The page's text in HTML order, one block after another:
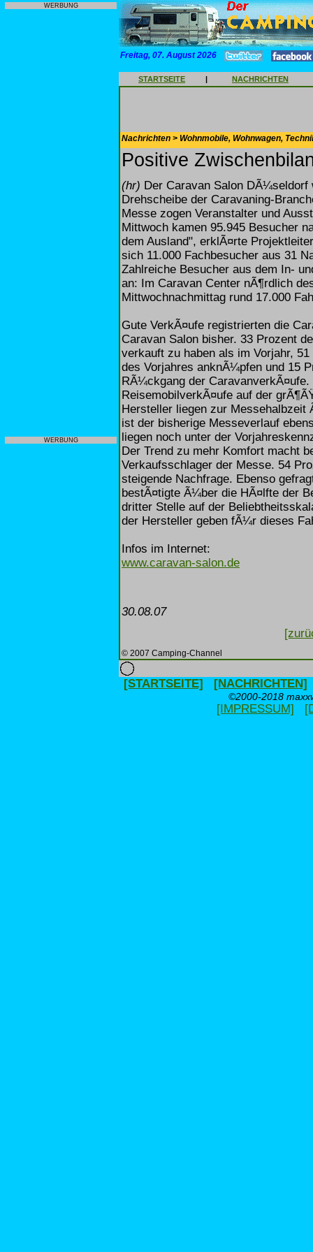
WERBUNG
WERBUNG
Freitag, 07. August 2026
STARTSEITE | NACHRICHTEN
Nachrichten > Wohnmobile, Wohnwagen,
Positive
(hr) Der Caravan Salon
Drehscheibe der Caravaning-
Messe zogen Veranstalter und
Mittwoch kamen 95.945 Besucher
dem Ausland", erklÃ¤rte
sich 11.000 Fachbesucher aus 31
Zahlreiche Besucher aus dem In-
an: Im Caravan Center nÃ¶rdlich
Mittwochnachmittag rund 17.000
Gute VerkÃ¤ufe registrierten die
Caravan Salon bisher. 33 Prozent
verkauft zu haben als im Vorjahr,
des Vorjahres anknÃ¼pfen und 15
RÃ¼ckgang der
ReisemobilverkÃ¤ufe auf der
Hersteller liegen zur
ist der bisherige Messeverlauf
liegen noch unter der
Der Trend zu mehr Komfort macht
Verkaufsschlager der Messe. 54
steigende Nachfrage. Ebenso
bestÃ¤tigte Ã¼ber die HÃ¤lfte der
dritter Stelle auf der
der Hersteller geben fÃ¼r dieses
Infos im Internet:
www.caravan-salon.de
30.08.07
© 2007 Camping-Channel
[STARTSEITE] [NACHRICHTEN]
©2000-2018
[IMPRESSUM]